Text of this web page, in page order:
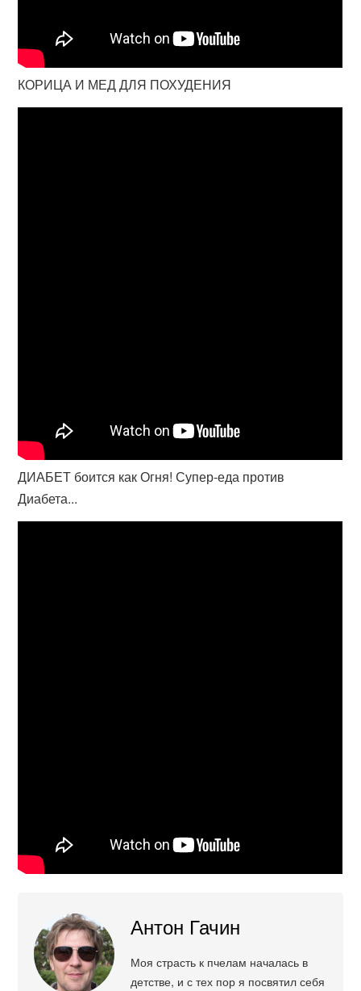
КОРИЦА И МЕД ДЛЯ ПОХУДЕНИЯ
ДИАБЕТ боится как Огня! Супер-еда против
Диабета...
Антон Гачин
Моя страсть к пчелам началась в
детстве, и с тех пор я посвятил себя